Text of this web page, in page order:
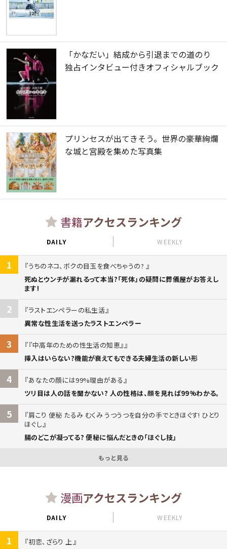
「かなだい」結成から引退までの道のり
独占インタビュー付きオフィシャルブック
プリンセスが出てきそう。世界の豪華絢爛
な城と宮殿を集めた写真集
書籍アクセスランキング
DAILY WEEKLY
1
うちのネコ、ボクの目玉を食べちゃうの?
死ぬとウンチが漏れるって本当?「死体」の疑問に葬儀屋がお答えし
ます!
2
ラストエンペラーの私生活
異常な性生活を送ったラストエンペラー
3
『中高年のための性生活の知恵』
挿入はいらない?機能が衰えてもできる夫婦生活の新しい形
4
あなたの顔には99%理由がある
ツリ目は人の話を聞かない? 人の性格は、顔を見れば99%わかる。
5
肩こり 便秘 たるみ むくみ うつうつを自分の手でときほぐす! ひとり
ほぐし
腸のどこが凝ってる? 便秘に悩んだときの「ほぐし技」
もっと見る
漫画アクセスランキング
DAILY WEEKLY
1
初恋、ざらり 上